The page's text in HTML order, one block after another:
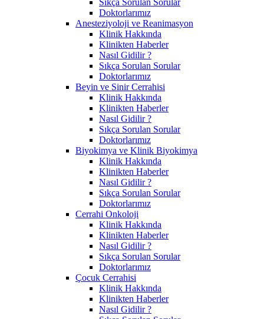
Doktorlarımız
Anesteziyoloji ve Reanimasyon
Klinik Hakkında
Klinikten Haberler
Nasıl Gidilir ?
Sıkça Sorulan Sorular
Doktorlarımız
Beyin ve Sinir Cerrahisi
Klinik Hakkında
Klinikten Haberler
Nasıl Gidilir ?
Sıkça Sorulan Sorular
Doktorlarımız
Biyokimya ve Klinik Biyokimya
Klinik Hakkında
Klinikten Haberler
Nasıl Gidilir ?
Sıkça Sorulan Sorular
Doktorlarımız
Cerrahi Onkoloji
Klinik Hakkında
Klinikten Haberler
Nasıl Gidilir ?
Sıkça Sorulan Sorular
Doktorlarımız
Çocuk Cerrahisi
Klinik Hakkında
Klinikten Haberler
Nasıl Gidilir ?